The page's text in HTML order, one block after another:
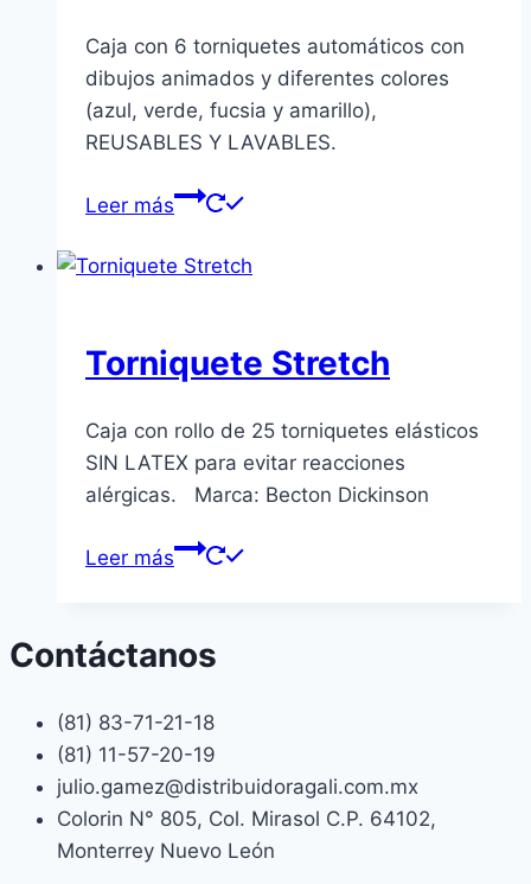
Caja con 6 torniquetes automáticos con
dibujos animados y diferentes colores
(azul, verde, fucsia y amarillo),
REUSABLES Y LAVABLES.
Leer más
Torniquete Stretch
Caja con rollo de 25 torniquetes elásticos
SIN LATEX para evitar reacciones
alérgicas. Marca: Becton Dickinson
Leer más
Contáctanos
(81) 83-71-21-18
(81) 11-57-20-19
julio.gamez@distribuidoragali.com.mx
Colorin N° 805, Col. Mirasol C.P. 64102,
Monterrey Nuevo León